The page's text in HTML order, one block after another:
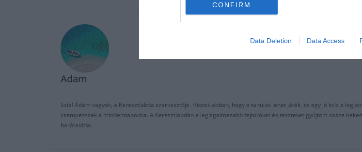
CONFIRM
Data Deletion Data Access
Adam
Szia! Ádám vagyok, a Keresztlabda szerkesztője. Hiszek abban, hogy a tanulás lehet játék, és egy jó kvíz a
csempésszek a mindennapokba. A Keresztlabdán a legizgalmasabb fejtörőket és teszteket gyűjtöm össze
barátaiddal.